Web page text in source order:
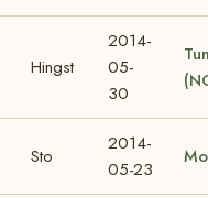
Hingst
2014-
05-
30
Sto
2014-
05-23